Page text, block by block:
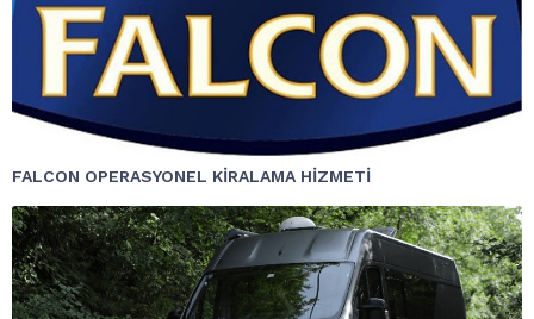
FALCON OPERASYONEL KİRALAMA HİZMETİ